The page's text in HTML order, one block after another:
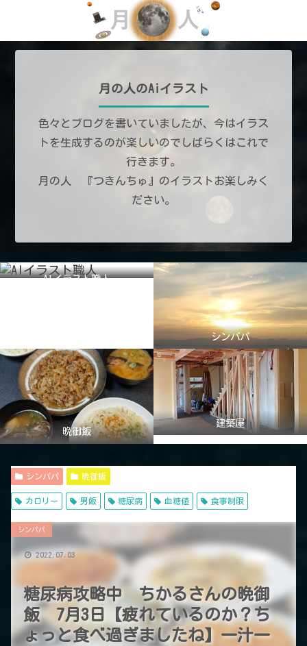
月の人のAiイラスト
色々とブログを書いていましたが、今はイラス
トを生成するのが楽しいのでしばらくはこれで
行きます。
月の人 『つきんちゅ』のイラストお楽しみく
ださい。
AIイラスト職人
シンパパ
晩御飯
建築屋
シンパパ 晩御飯
カロリー 男飯 糖尿病 血糖値 食事制限
糖尿病攻略中 ちかるさんの晩御
飯 7月3日【疲れているのか？ち
ょっと食べ過ぎましたね】一汁一
シンパパ
2022.07.03